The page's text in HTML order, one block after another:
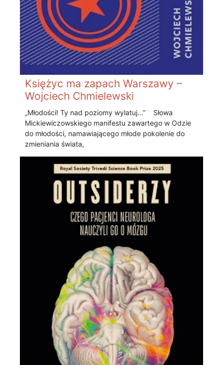
Księżyc ma zapach Warszawy –
Wojciech Chmielewski
„Młodości! Ty nad poziomy wylatuj...” Słowa
Mickiewiczowskiego manifestu zawartego w Odzie
do młodości, namawiającego młode pokolenie do
zmieniania świata,